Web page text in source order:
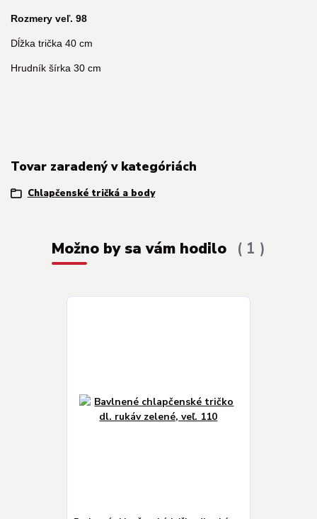
Rozmery veľ. 98
Dĺžka trička 40 cm
Hrudník šírka 30 cm
Tovar zaradený v kategóriách
Chlapčenské tričká a body
Možno by sa vám hodilo 1